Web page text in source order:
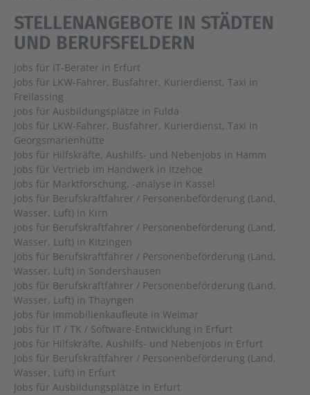
STELLENANGEBOTE IN STÄDTEN
UND BERUFSFELDERN
Jobs für IT-Berater in Erfurt
Jobs für LKW-Fahrer, Busfahrer, Kurierdienst, Taxi in
Freilassing
Jobs für Ausbildungsplätze in Fulda
Jobs für LKW-Fahrer, Busfahrer, Kurierdienst, Taxi in
Georgsmarienhütte
Jobs für Hilfskräfte, Aushilfs- und Nebenjobs in Hamm
Jobs für Vertrieb im Handwerk in Itzehoe
Jobs für Marktforschung, -analyse in Kassel
Jobs für Berufskraftfahrer / Personenbeförderung (Land,
Wasser, Luft) in Kirn
Jobs für Berufskraftfahrer / Personenbeförderung (Land,
Wasser, Luft) in Kitzingen
Jobs für Berufskraftfahrer / Personenbeförderung (Land,
Wasser, Luft) in Sondershausen
Jobs für Berufskraftfahrer / Personenbeförderung (Land,
Wasser, Luft) in Thayngen
Jobs für Immobilienkaufleute in Weimar
Jobs für IT / TK / Software-Entwicklung in Erfurt
Jobs für Hilfskräfte, Aushilfs- und Nebenjobs in Erfurt
Jobs für Berufskraftfahrer / Personenbeförderung (Land,
Wasser, Luft) in Erfurt
Jobs für Ausbildungsplätze in Erfurt